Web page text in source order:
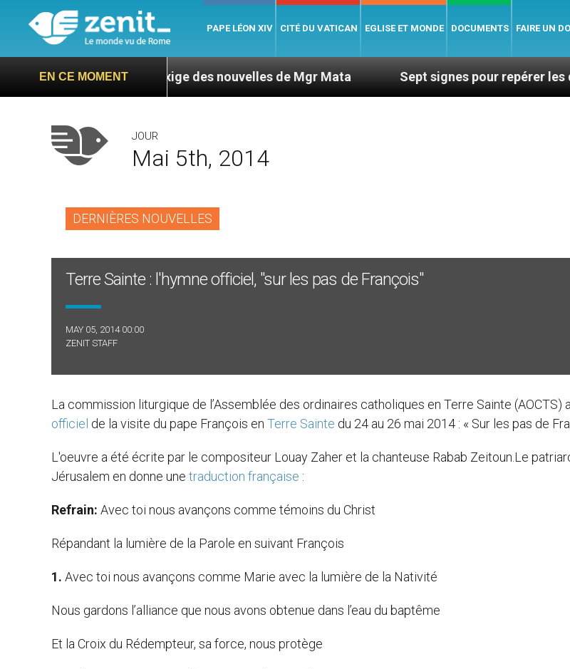
PAPE LÉON XIV CITÉ DU VATICAN EGLISE ET MONDE DOCUMENTS FAIRE UN
EN CE MOMENT
: L’ONU exige des nouvelles de Mgr Mata Sept signes pour repérer les dérives
JOUR
Mai 5th, 2014
DERNIÈRES NOUVELLES
Terre Sainte : l'hymne officiel, "sur les pas de François"
MAY 05, 2014 00:00
ZENIT STAFF
La commission liturgique de l’Assemblée des ordinaires catholiques en Terre Sainte (AOCTS)
officiel de la visite du pape François en Terre Sainte du 24 au 26 mai 2014 : « Sur les pas de
L'oeuvre a été écrite par le compositeur Louay Zaher et la chanteuse Rabab Zeitoun.Le
Jérusalem en donne une traduction française :
Refrain: Avec toi nous avançons comme témoins du Christ
Répandant la lumière de la Parole en suivant François
1. Avec toi nous avançons comme Marie avec la lumière de la Nativité
Nous gardons l’alliance que nous avons obtenue dans l’eau du baptême
Et la Croix du Rédempteur, sa force, nous protège